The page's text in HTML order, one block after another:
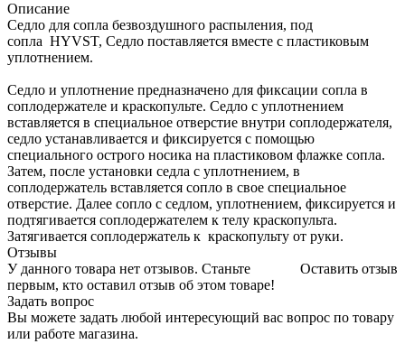
Описание
Седло для сопла безвоздушного распыления, под
сопла HYVST, Седло поставляется вместе с пластиковым
уплотнением.
Седло и уплотнение предназначено для фиксации сопла в
соплодержателе и краскопульте. Седло с уплотнением
вставляется в специальное отверстие внутри соплодержателя,
седло устанавливается и фиксируется с помощью
специального острого носика на пластиковом флажке сопла.
Затем, после установки седла с уплотнением, в
соплодержатель вставляется сопло в свое специальное
отверстие. Далее сопло с седлом, уплотнением, фиксируется и
подтягивается соплодержателем к телу краскопульта.
Затягивается соплодержатель к краскопульту от руки.
Отзывы
Оставить отзыв
У данного товара нет отзывов. Станьте
первым, кто оставил отзыв об этом товаре!
Задать вопрос
Вы можете задать любой интересующий вас вопрос по товару
или работе магазина.